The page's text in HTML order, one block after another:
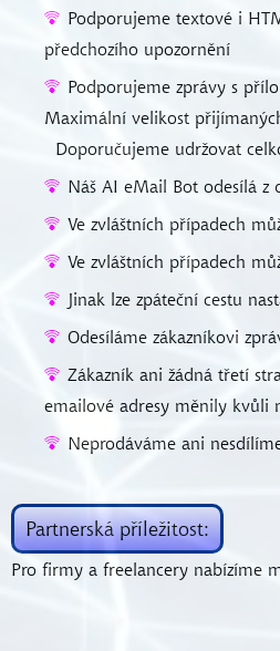
Podporujeme textové i
předchozího upozornění
Podporujeme zprávy s
Maximální velikost
Doporučujeme udržovat
Náš AI eMail Bot odesílá z
Ve zvláštních případech
Ve zvláštních případech
Jinak lze zpáteční cestu
Odesíláme zákazníkovi
Zákazník ani žádná třetí
emailové adresy měnily kvůli
Neprodáváme ani
Partnerská příležitost:
Pro firmy a freelancery nabízíme